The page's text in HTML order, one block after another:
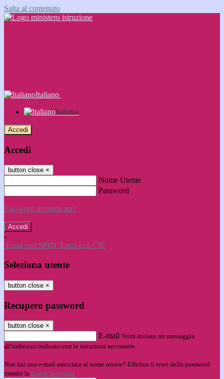
Salta al contenuto
Italiano
Italiano
Accedi
Accedi
button close ×
Nome Utente
Password
Password dimenticata?
-
Entra con SPID Entra con CIE
Seleziona utente
button close ×
Recupero password
button close ×
E-mail Verrà inviato un messaggio
all'indirizzo indicato con le istruzioni necessarie.
Non hai una e-mail associata al nome utente? Effettua il reset della password
tramite la Login Spaggiari